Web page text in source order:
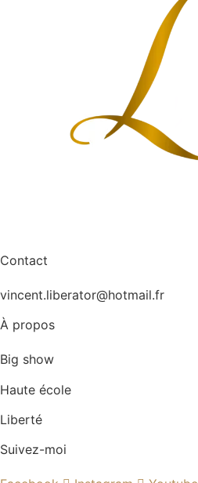
Contact
vincent.liberator@hotmail.fr
À propos
Big show
Haute école
Liberté
Suivez-moi